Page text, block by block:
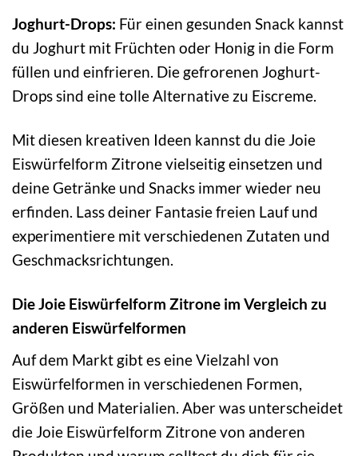
Joghurt-Drops: Für einen gesunden Snack kannst
du Joghurt mit Früchten oder Honig in die Form
füllen und einfrieren. Die gefrorenen Joghurt-
Drops sind eine tolle Alternative zu Eiscreme.
Mit diesen kreativen Ideen kannst du die Joie
Eiswürfelform Zitrone vielseitig einsetzen und
deine Getränke und Snacks immer wieder neu
erfinden. Lass deiner Fantasie freien Lauf und
experimentiere mit verschiedenen Zutaten und
Geschmacksrichtungen.
Die Joie Eiswürfelform Zitrone im Vergleich zu
anderen Eiswürfelformen
Auf dem Markt gibt es eine Vielzahl von
Eiswürfelformen in verschiedenen Formen,
Größen und Materialien. Aber was unterscheidet
die Joie Eiswürfelform Zitrone von anderen